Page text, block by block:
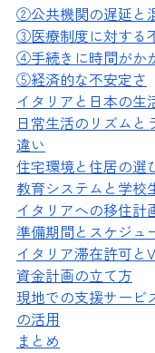
②公共機関の遅延と
③医療制度に対する
④手続きに時間がか
⑤経済的な不安定さ
イタリアと日本の生
日常生活のリズムと
違い
住宅環境と住居の選
教育システムと学校
イタリアへの移住計
準備期間とスケジュ
イタリア滞在許可と
資金計画の立て方
現地での支援サービ
の活用
まとめ